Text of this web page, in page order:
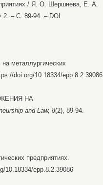
/ Я. О. Шершнева, Е. А.
– С. 89-94. – DOI
металлургических
doi.org/10.18334/epp.8.2.39086
НА
and Law, 8(2), 89-94.
предприятиях.
10.18334/epp.8.2.39086